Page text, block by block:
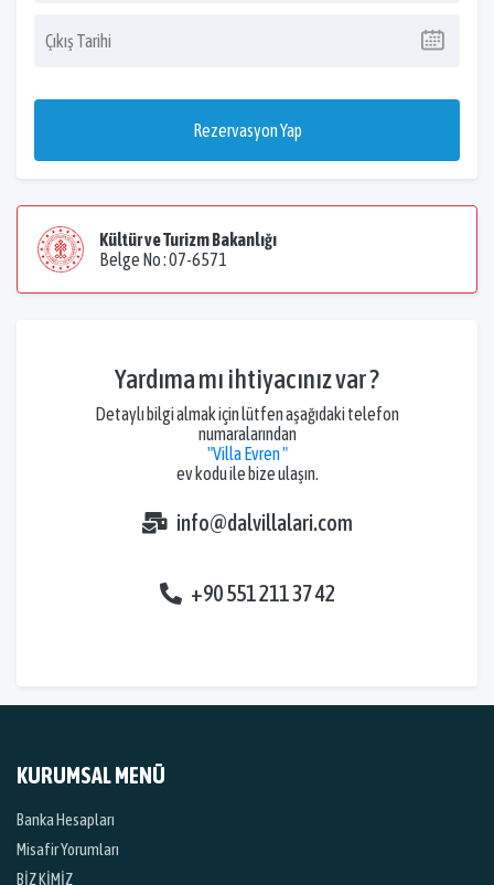
Rezervasyon Yap
Kültür ve Turizm Bakanlığı
Belge No : 07-6571
Yardıma mı ihtiyacınız var ?
Detaylı bilgi almak için lütfen aşağıdaki telefon
numaralarından
"Villa Evren "
ev kodu ile bize ulaşın.
info@dalvillalari.com
+90 551 211 37 42
KURUMSAL MENÜ
Banka Hesapları
Misafir Yorumları
BİZ KİMİZ